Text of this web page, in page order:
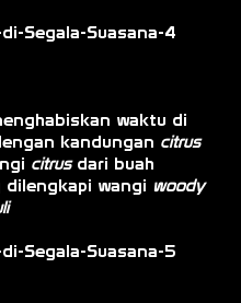
waktu di
kandungan citrus
citrusdari buah
wangi woody